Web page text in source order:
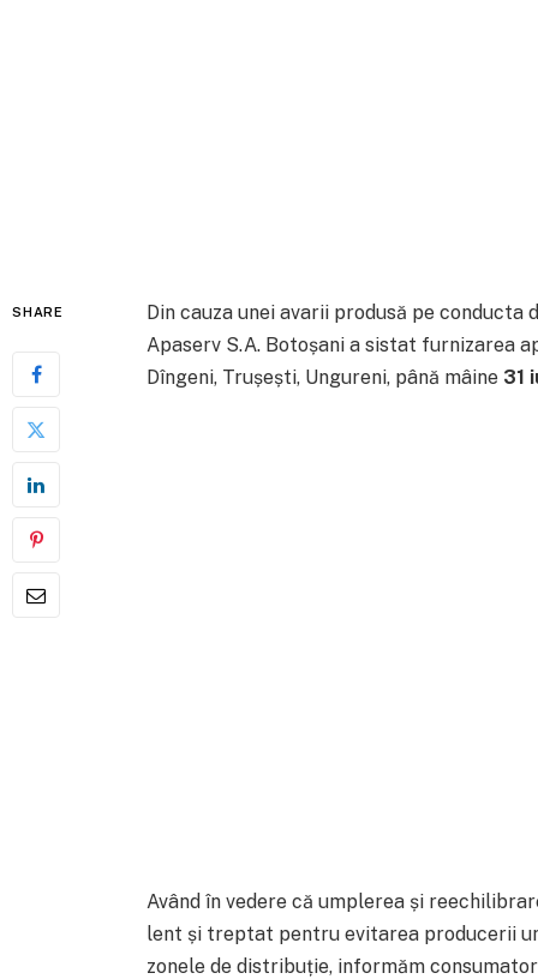
SHARE
Din cauza unei avarii produsă pe conducta
Apaserv S.A. Botoșani a sistat furnizarea
Dîngeni, Trușești, Ungureni, până mâine 31
Având în vedere că umplerea și
lent și treptat pentru evitarea producerii
zonele de distribuție, informăm